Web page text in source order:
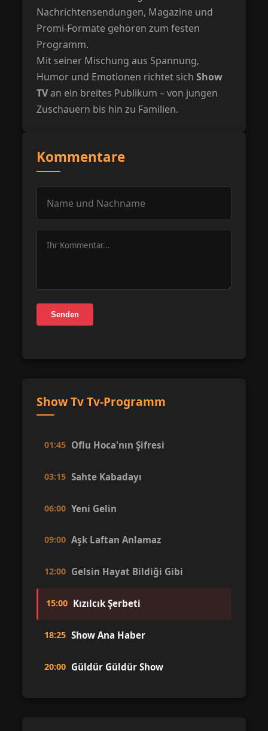
Nachrichtensendungen, Magazine und
Promi-Formate gehören zum festen
Programm.
Mit seiner Mischung aus Spannung,
Humor und Emotionen richtet sichShow
TVan ein breites Publikum – von jungen
Zuschauern bis hin zu Familien.
Kommentare
Senden
Show Tv Tv-Programm
01:45 Oflu Hoca'nın Şifresi
03:15 Sahte Kabadayı
06:00 Yeni Gelin
09:00 Aşk Laftan Anlamaz
12:00 Gelsin Hayat Bildiği Gibi
15:00 Kızılcık Şerbeti
18:25 Show Ana Haber
20:00 Güldür Güldür Show